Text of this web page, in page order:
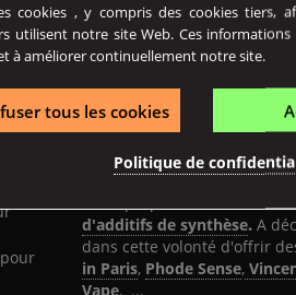
même
E-LIQUIDES SANS ADDITIFS
Vaperdese-liquides
synthèse offre la garantie
risque de découvrir à
De labase PG/VG, des
amplement pour obtenir
naturellement
d'additifs de synthèse. A
dans cette volonté d'offrir
in Paris, Phode Sense,
Vape, ...
cookies , y compris des cookies tiers,
utilisent notre site Web. Ces
à améliorer continuellement notre site.
tous les cookies
Politique de